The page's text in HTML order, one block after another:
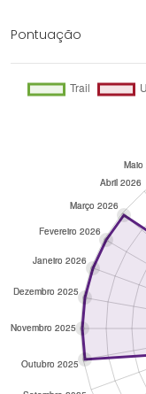
Pontuação